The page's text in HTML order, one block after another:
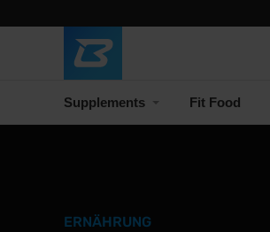
Supplements Fit Food
ERNÄHRUNG